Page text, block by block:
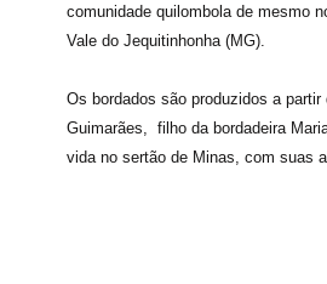
comunidade quilombola de mesmo
Vale do Jequitinhonha (MG).
Os bordados são produzidos a
Guimarães, filho da bordadeira
vida no sertão de Minas, com suas